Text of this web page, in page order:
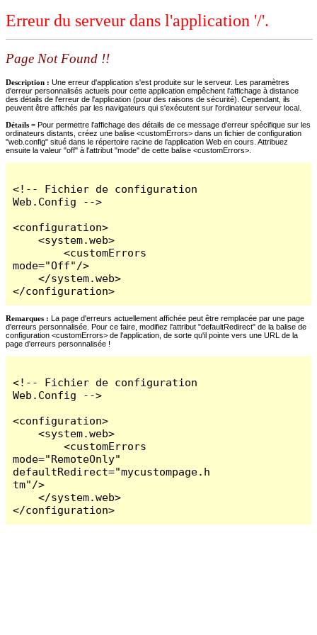
Erreur du serveur dans l'application '/'.
Page Not Found !!
Description : Une erreur d'application s'est produite sur le serveur. Les paramètres
d'erreur personnalisés actuels pour cette application empêchent l'affichage à distance
des détails de l'erreur de l'application (pour des raisons de sécurité). Cependant, ils
peuvent être affichés par les navigateurs qui s'exécutent sur l'ordinateur serveur local.
Détails = Pour permettre l'affichage des détails de ce message d'erreur spécifique sur les
ordinateurs distants, créez une balise <customErrors> dans un fichier de configuration
"web.config" situé dans le répertoire racine de l'application Web en cours. Attribuez
ensuite la valeur "off" à l'attribut "mode" de cette balise <customErrors>.
<!-- Fichier de configuration
Web.Config -->
<configuration>
    <system.web>
        <customErrors
mode="Off"/>
    </system.web>
</configuration>
Remarques : La page d'erreurs actuellement affichée peut être remplacée par une page
d'erreurs personnalisée. Pour ce faire, modifiez l'attribut "defaultRedirect" de la balise de
configuration <customErrors> de l'application, de sorte qu'il pointe vers une URL de la
page d'erreurs personnalisée !
<!-- Fichier de configuration
Web.Config -->
<configuration>
    <system.web>
        <customErrors
mode="RemoteOnly"
defaultRedirect="mycustompage.h
tm"/>
    </system.web>
</configuration>